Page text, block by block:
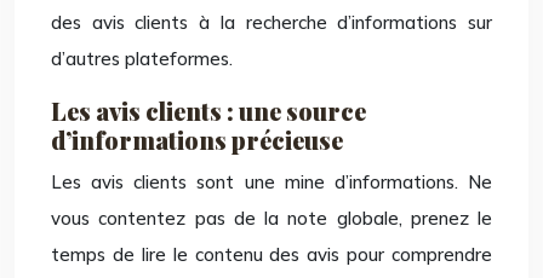
des avis clients à la recherche d’informations sur
d’autres plateformes.
Les avis clients : une source
d’informations précieuse
Les avis clients sont une mine d’informations. Ne
vous contentez pas de la note globale, prenez le
temps de lire le contenu des avis pour comprendre